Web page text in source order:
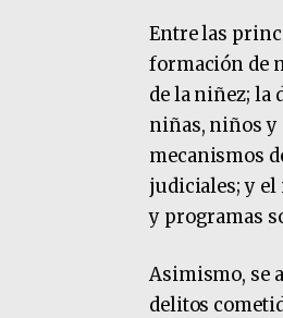
Entre las
formación de
de la niñez; la
niñas, niños y
mecanismos
judiciales; y
y programas
Asimismo, se
delitos